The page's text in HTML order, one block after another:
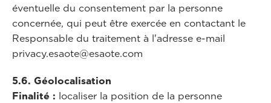
éventuelle du consentement par la personne
concernée, qui peut être exercée en contactant le
Responsable du traitement à l'adresse e-mail
privacy.esaote@esaote.com
5.6. Géolocalisation
Finalité : localiser la position de la personne